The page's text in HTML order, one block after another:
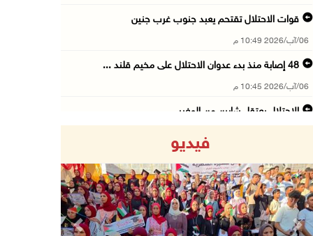
قوات الاحتلال تقتحم يعبد جنوب غرب جنين
06/آب/2026 10:49 م
48 إصابة منذ بدء عدوان الاحتلال على مخيم قلند ...
06/آب/2026 10:45 م
الاحتلال يعتقل شابين من المغير
06/آب/2026 10:01 م
رئيس بلدية الخليل يطلع وفدا أميركيا على تطورا ...
06/آب/2026 09:59 م
فيديو
Previous Next